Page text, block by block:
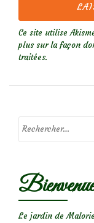
Ce site utilise
plus sur la façon
traitées.
Le jardin de